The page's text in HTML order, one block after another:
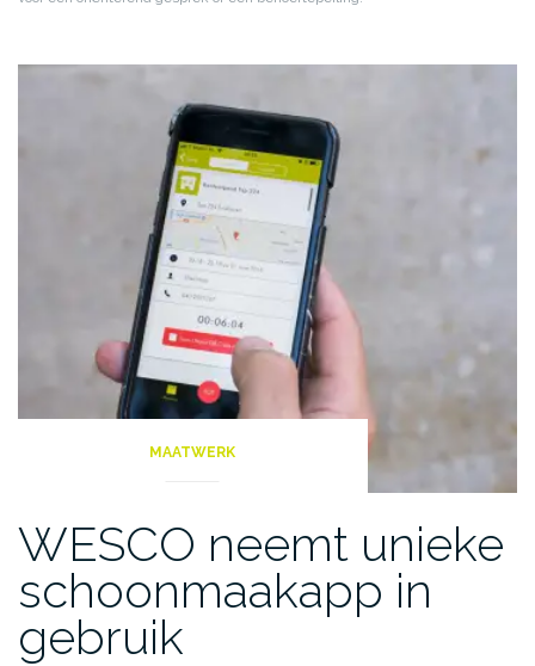
MAATWERK
WESCO neemt unieke
schoonmaakapp in
gebruik